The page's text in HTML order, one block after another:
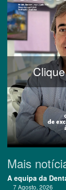
Mais
A equipa da
7 Agosto, 2026